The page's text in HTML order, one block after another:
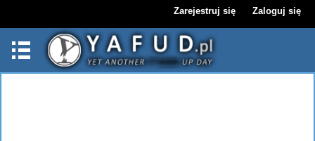
Zarejestruj się Zaloguj się